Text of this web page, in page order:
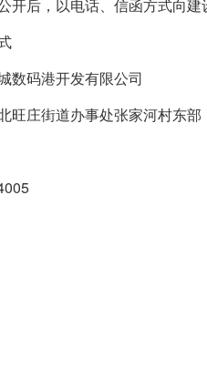
后，以电话、信函方式向建
码港开发有限公司
庄街道办事处张家河村东部